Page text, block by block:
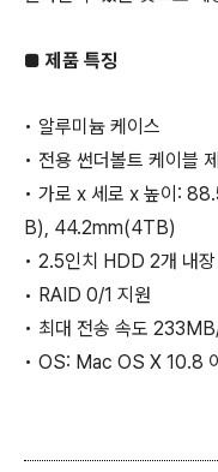
■제품 특징
• 알루미늄 케이스
• 전용 썬더볼트 케이블
• 가로 x 세로 x 높이:
B), 44.2mm(4TB)
• 2.5인치 HDD 2개 내장
• RAID 0/1 지원
• 최대 전송 속도
• OS: Mac OS X 10.8